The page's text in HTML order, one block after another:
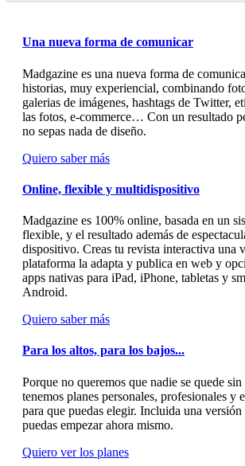
Una nueva forma de comunicar
Madgazine es una nueva forma de
historias, muy experiencial, combinando
galerias de imágenes, hashtags de Twitter,
las fotos, e-commerce… Con un resultado
no sepas nada de diseño.
Quiero saber más
Online, flexible y multidispositivo
Madgazine es 100% online, basada en un
flexible, y el resultado además de
dispositivo. Creas tu revista interactiva una
plataforma la adapta y publica en web y
apps nativas para iPad, iPhone, tabletas y
Android.
Quiero saber más
Para los altos, para los bajos...
Porque no queremos que nadie se quede
tenemos planes personales, profesionales y
para que puedas elegir. Incluida una versión
puedas empezar ahora mismo.
Quiero ver los planes